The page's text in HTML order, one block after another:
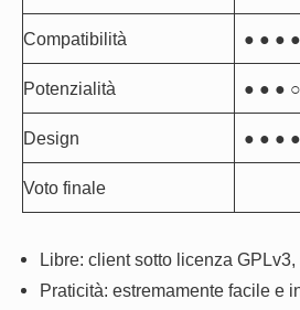
Compatibilità ● ● ●
Potenzialità ● ● ●
Design ● ● ●
Voto finale
Libre: client sotto licenza GPLv3,
Praticità: estremamente facile e